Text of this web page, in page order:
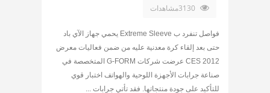
فواصل تنفرد ب Extreme Sleeve يحمي جهاز الآي باد
حتى بعد إلقاء كرة معدنية عليه من ضمن فعاليات معرض
CES 2012 عرضت شركات G-FORM المتخصصة في
صناعة جرابات الأجهزة اللوحية والهواتف اختبار قوي
للتأكيد على جودة منتجاتها. فقد تأتي جرابات ...